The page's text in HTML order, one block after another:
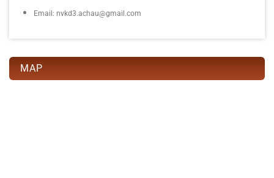
Email: nvkd3.achau@gmail.com
MAP